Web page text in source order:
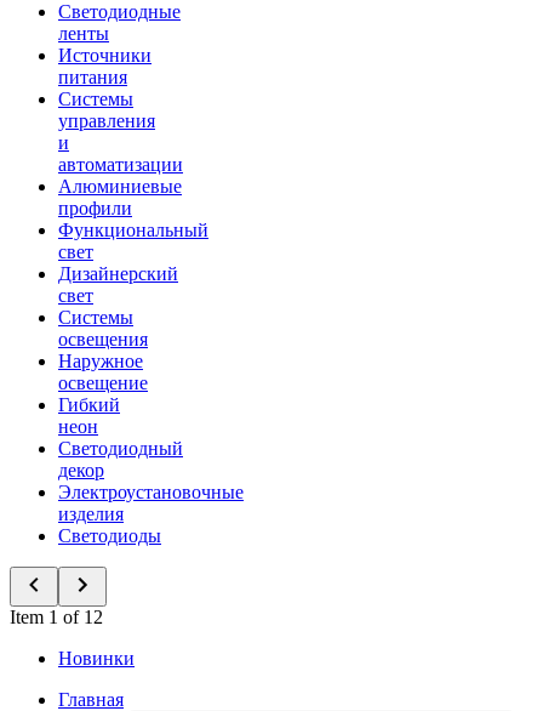
Светодиодные
ленты
Источники
питания
Системы
управления
и
автоматизации
Алюминиевые
профили
Функциональный
свет
Дизайнерский
свет
Системы
освещения
Наружное
освещение
Гибкий
неон
Светодиодный
декор
Электроустановочные
изделия
Светодиоды
Item 1 of 12
Новинки
Главная